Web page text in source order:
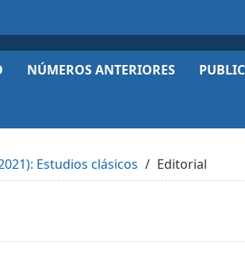
NÚMEROS ANTERIORES
Estudios clásicos Editorial